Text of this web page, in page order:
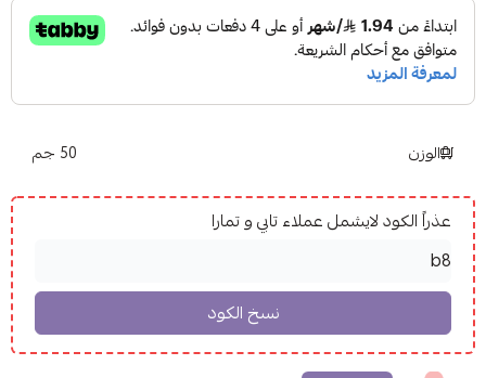
الوزن 50 جم
عذراً الكود لايشمل عملاء تابي و تمارا